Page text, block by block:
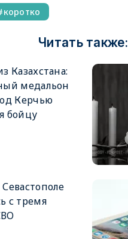
коротко
Читать также:
Казахстана:
медальон
Керчью
бойцу
с тремя